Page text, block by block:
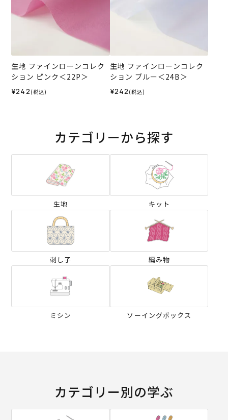
生地 ファインローンコレク
ション ピンク＜22P＞
¥242 (税込)
生地 ファインローンコレク
ション ブルー＜24B＞
¥242 (税込)
カテゴリーから探す
生地 キット
刺し子 編み物
ミシン ソーイングボックス
カテゴリー別の学ぶ